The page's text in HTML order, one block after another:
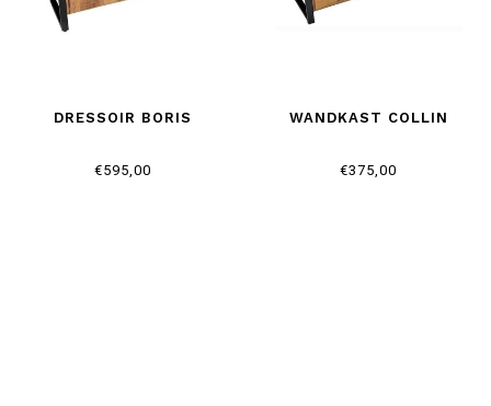
DRESSOIR BORIS
€595,00
WANDKAST COLLIN
€375,00